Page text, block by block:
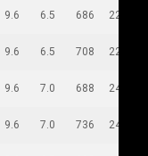
9.6 6.5 686 221
9.6 6.5 708 221
9.6 7.0 688 240
9.6 7.0 736 240